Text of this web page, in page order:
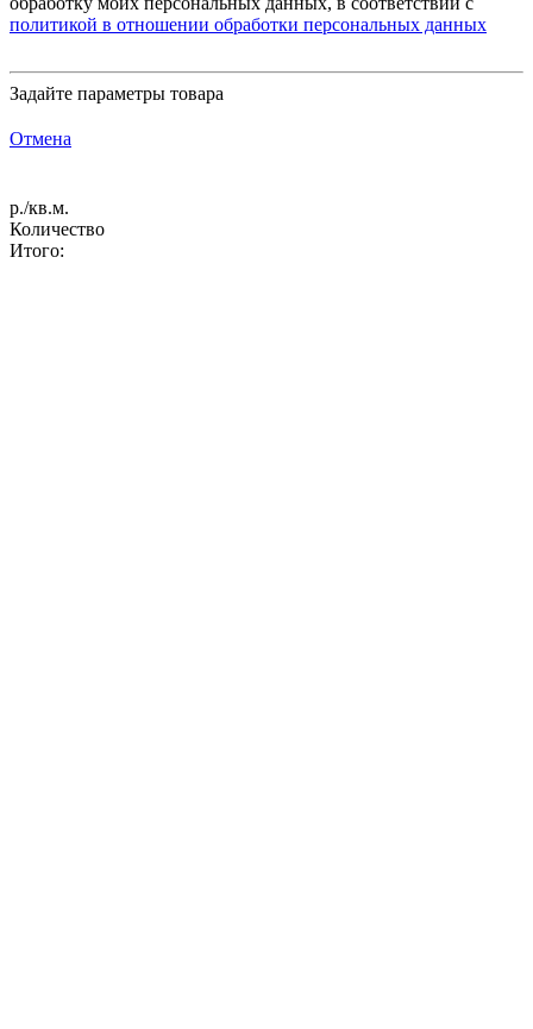
политикой в отношении обработки персональных данных
Задайте параметры товара
Отмена
р./кв.м.
Количество
Итого: